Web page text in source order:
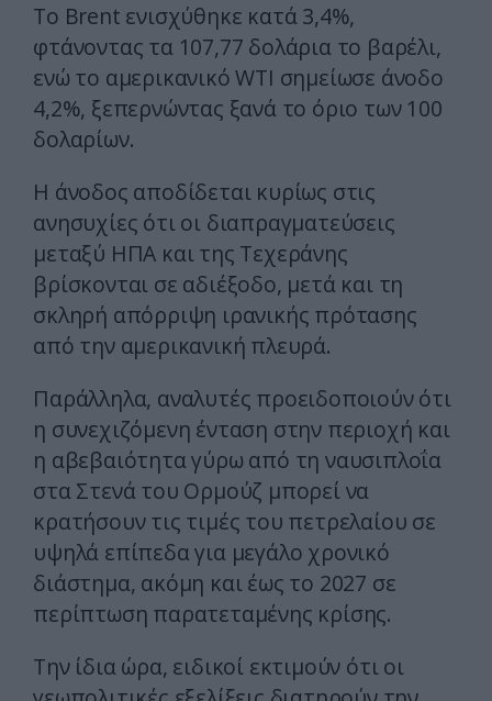
Το Brent ενισχύθηκε κατά 3,4%,
φτάνοντας τα 107,77 δολάρια το βαρέλι,
ενώ το αμερικανικό WTI σημείωσε άνοδο
4,2%, ξεπερνώντας ξανά το όριο των 100
δολαρίων.
Η άνοδος αποδίδεται κυρίως στις
ανησυχίες ότι οι διαπραγματεύσεις
μεταξύ ΗΠΑ και της Τεχεράνης
βρίσκονται σε αδιέξοδο, μετά και τη
σκληρή απόρριψη ιρανικής πρότασης
από την αμερικανική πλευρά.
Παράλληλα, αναλυτές προειδοποιούν ότι
η συνεχιζόμενη ένταση στην περιοχή και
η αβεβαιότητα γύρω από τη ναυσιπλοΐα
στα Στενά του Ορμούζ μπορεί να
κρατήσουν τις τιμές του πετρελαίου σε
υψηλά επίπεδα για μεγάλο χρονικό
διάστημα, ακόμη και έως το 2027 σε
περίπτωση παρατεταμένης κρίσης.
Την ίδια ώρα, ειδικοί εκτιμούν ότι οι